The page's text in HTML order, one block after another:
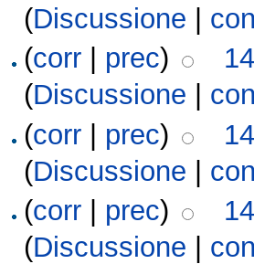
(Discussione
(corr prec)
(Discussione
(corr | prec)
(Discussione |
(corr prec)
(Discussione